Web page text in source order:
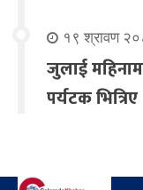
१९ श्रावण
जुलाई
पर्यटक भित्रिए